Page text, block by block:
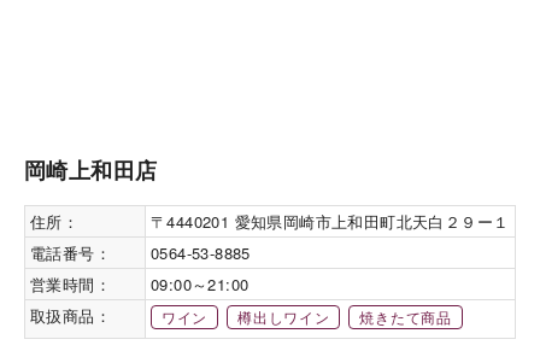
岡崎上和田店
住所：
〒4440201 愛知県岡崎市上和田町北天白２９ー１
電話番号：
0564-53-8885
営業時間：
09:00～21:00
取扱商品：
ワイン 樽出しワイン 焼きたて商品